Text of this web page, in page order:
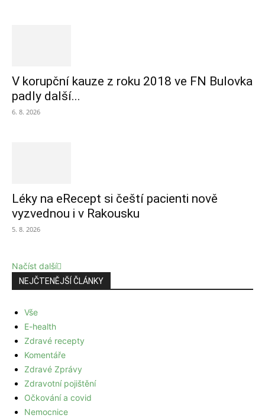
V korupční kauze z roku 2018 ve FN Bulovka
padly další...
6. 8. 2026
Léky na eRecept si čeští pacienti nově
vyzvednou i v Rakousku
5. 8. 2026
Načíst další
NEJČTENĚJŠÍ ČLÁNKY
Vše
E-health
Zdravé recepty
Komentáře
Zdravé Zprávy
Zdravotní pojištění
Očkování a covid
Nemocnice